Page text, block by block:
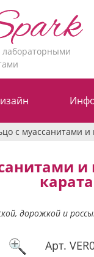
с муассанитами
карата
дорожкой и
Арт.